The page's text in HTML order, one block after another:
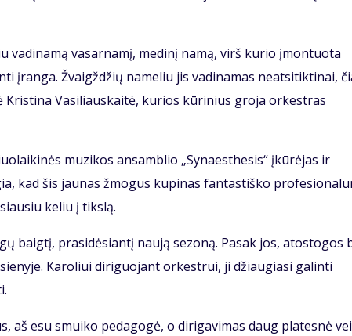
vadinamą vasarnamį, medinį namą, virš kurio įmontuota
įranga. Žvaigždžių nameliu jis vadinamas neatsitiktinai,
Vasiliauskaitė, kurios kūrinius groja orkestras
muzikos ansamblio „Synaesthesis“ įkūrėjas ir
kad šis jaunas žmogus kupinas fantastiško
keliu į tikslą.
baigtį, prasidėsiantį naują sezoną. Pasak jos, atostogos
Karoliui diriguojant orkestrui, ji džiaugiasi galinti
aš esu smuiko pedagogė, o dirigavimas daug platesnė